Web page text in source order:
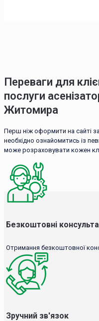
Переваги для
послуги
Житомира
Перш ніж оформити на сайті
необхідно ознайомитись із
може розраховувати кожен
Безкоштовні
Отримання безкоштовної
Зручний зв'язок